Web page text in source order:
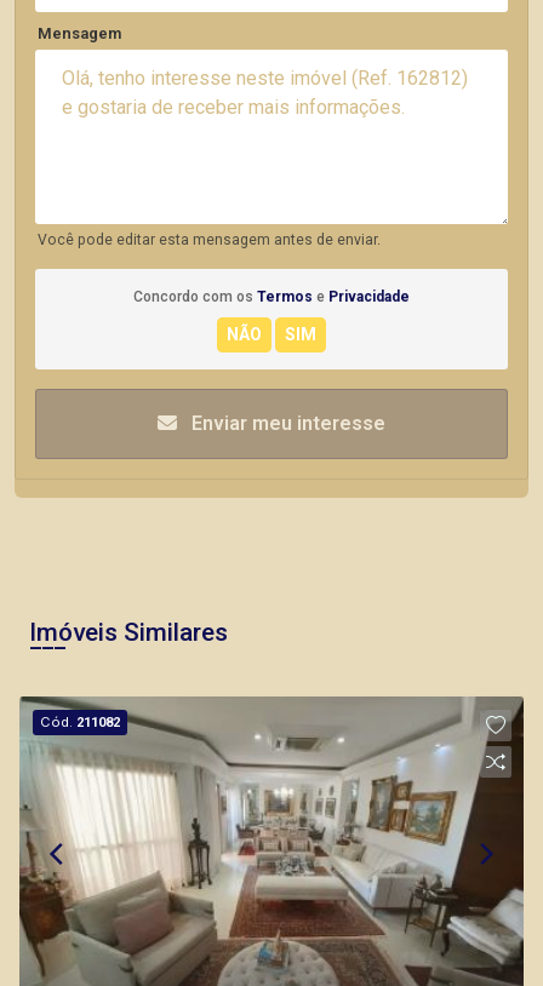
Mensagem
Você pode editar esta mensagem antes de enviar.
Concordo com os Termos e Privacidade
Enviar meu interesse
Imóveis Similares
Cód. 211082